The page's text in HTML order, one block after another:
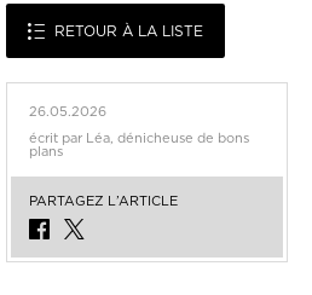
RETOUR À LA LISTE
26.05.2026
écrit par Léa, dénicheuse de bons
plans
PARTAGEZ L’ARTICLE